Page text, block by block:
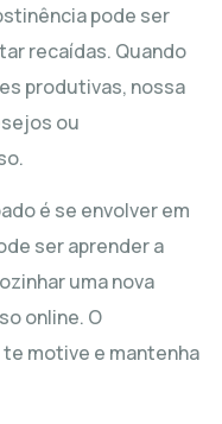
pode ser
recaídas. Quando
produtivas, nossa
ou
é se envolver em
ser aprender a
uma nova
online. O
motive e mantenha